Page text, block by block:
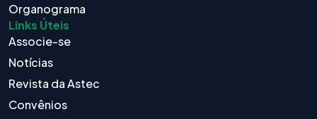
Organograma
Links Úteis
Associe-se
Notícias
Revista da Astec
Convênios